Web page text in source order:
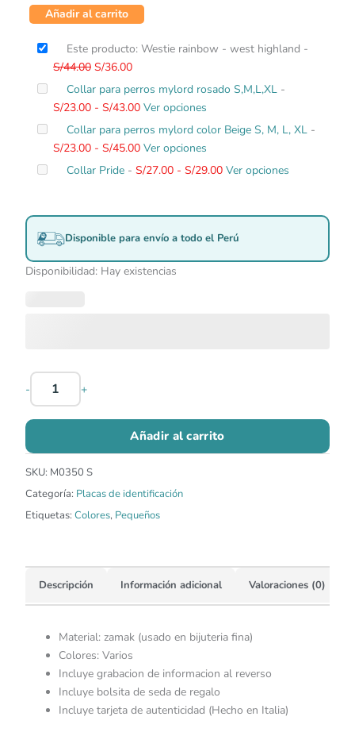
Añadir al carrito
Este producto: Westie rainbow - west highland -
S/44.00
El
precio
original
era:
S/36.00
El
precio
actual
es:
Collar para perros mylord rosado S,M,L,XL -
S/23.00 - S/43.00
Rango
de
precios:
desde
S/23.00
hasta
Ver opciones
Collar para perros mylord color Beige S, M, L, XL -
S/23.00 - S/45.00
Rango
de
precios:
hasta
S/45.00
Ver opciones
Collar Pride - S/27.00 - S/29.00Rango
S/27.00
hasta
Ver opciones
Disponible para envío a todo el Perú
Disponibilidad: Hay existencias
- +
Añadir al carrito
SKU: M0350 S
Categoría: Placas de identificación
Etiquetas: Colores, Pequeños
Descripción Información adicional Valoraciones (0)
Material: zamak (usado en bijuteria fina)
Colores: Varios
Incluye grabacion de informacion al reverso
Incluye bolsita de seda de regalo
Incluye tarjeta de autenticidad (Hecho en Italia)